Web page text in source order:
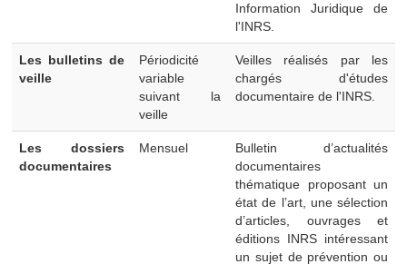
Information Juridique de
l'INRS.
Les bulletins de
veille
Périodicité
variable
suivant la
veille
Veilles réalisés par les
chargés d'études
documentaire de l'INRS.
Les dossiers
documentaires
Mensuel
Bulletin d’actualités
documentaires
thématique proposant un
état de l’art, une sélection
d’articles, ouvrages et
éditions INRS intéressant
un sujet de prévention ou